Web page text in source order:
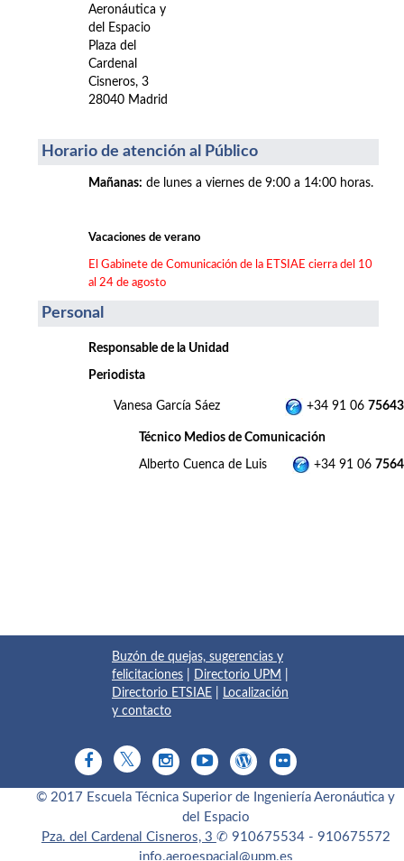
Aeronáutica y
del Espacio
Plaza del
Cardenal
Cisneros, 3
28040 Madrid
Horario de atención al Público
Mañanas: de lunes a viernes de 9:00 a 14:00 horas.
Vacaciones de verano
El Gabinete de Comunicación de la ETSIAE cierra del 10
al 24 de agosto
Personal
Responsable de la Unidad
Periodista
Vanesa García Sáez +34 91 06 75643
Técnico Medios de Comunicación
Alberto Cuenca de Luis +34 91 06
Buzón de quejas, sugerencias y
felicitaciones
Directorio UPM
Directorio ETSIAE
Localización
y contacto
© 2017 Escuela Técnica Superior de Ingeniería Aeronáutica y
del Espacio
Pza. del Cardenal Cisneros, 3 ✆ 910675534 - 910675572
info.aeroespacial@upm.es